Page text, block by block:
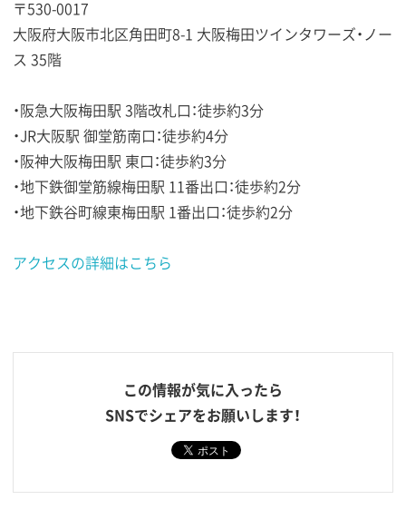
〒530-0017
大阪府大阪市北区角田町8-1 大阪梅田ツインタワーズ・ノー
ス 35階
・阪急大阪梅田駅 3階改札口：徒歩約3分
・JR大阪駅 御堂筋南口：徒歩約4分
・阪神大阪梅田駅 東口：徒歩約3分
・地下鉄御堂筋線梅田駅 11番出口：徒歩約2分
・地下鉄谷町線東梅田駅 1番出口：徒歩約2分
アクセスの詳細はこちら
この情報が気に入ったら
SNSでシェアをお願いします！